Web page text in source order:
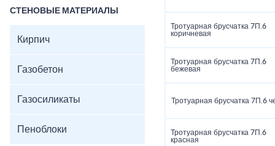
СТЕНОВЫЕ МАТЕРИАЛЫ
Кирпич
Газобетон
Газосиликаты
Пеноблоки
Тротуарная брусчатка 7П.6
коричневая
Тротуарная брусчатка 7П.6
бежевая
Тротуарная брусчатка 7П.6
Тротуарная брусчатка 7П.6
красная